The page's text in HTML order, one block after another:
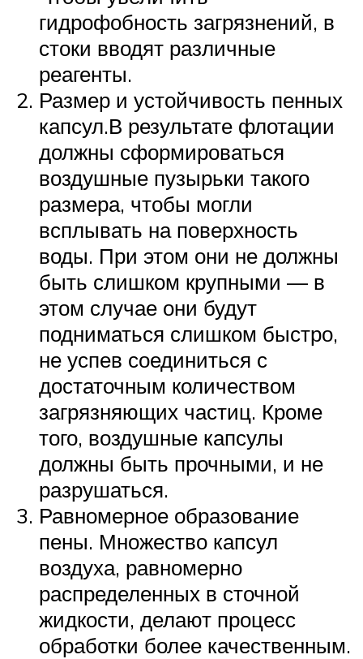
гидрофобность загрязнений, в
стоки вводят различные
реагенты.
Размер и устойчивость пенных
капсул.В результате флотации
должны сформироваться
воздушные пузырьки такого
размера, чтобы могли
всплывать на поверхность
воды. При этом они не должны
быть слишком крупными — в
этом случае они будут
подниматься слишком быстро,
не успев соединиться с
достаточным количеством
загрязняющих частиц. Кроме
того, воздушные капсулы
должны быть прочными, и не
разрушаться.
Равномерное образование
пены. Множество капсул
воздуха, равномерно
распределенных в сточной
жидкости, делают процесс
обработки более качественным.